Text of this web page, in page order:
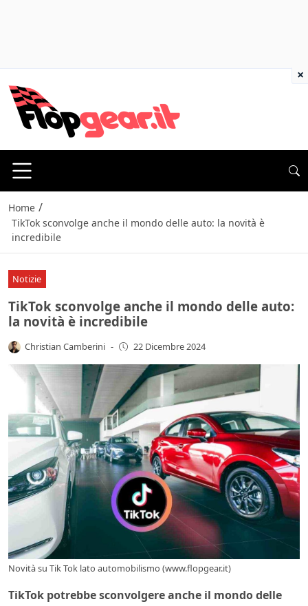
Home /
TikTok sconvolge anche il mondo delle auto: la novità è
incredibile
Notizie
TikTok sconvolge anche il mondo delle auto:
la novità è incredibile
Christian Camberini - 22 Dicembre 2024
Novità su Tik Tok lato automobilismo (www.flopgear.it)
TikTok potrebbe sconvolgere anche il mondo delle
×